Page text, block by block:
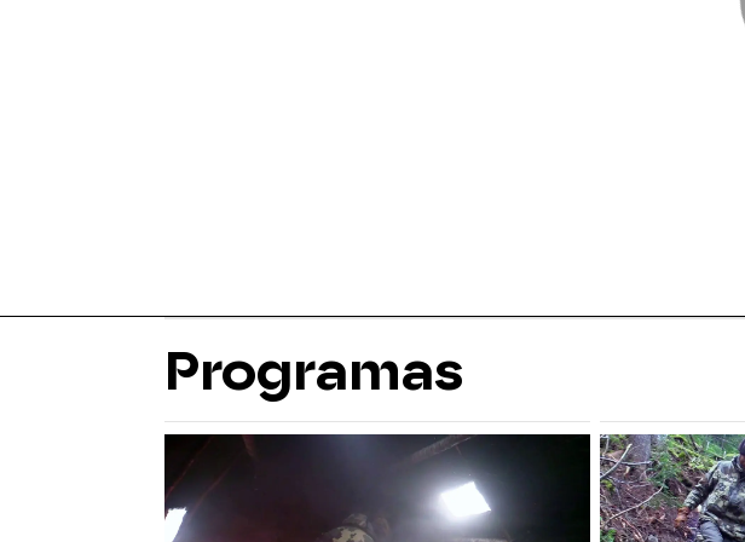
Programas